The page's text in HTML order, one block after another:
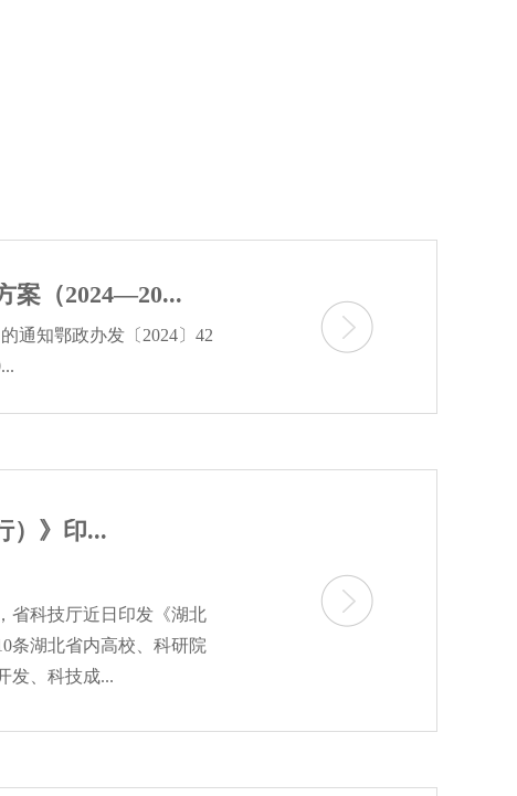
案（2024—20...
通知鄂政办发〔2024〕42
）》印...
省科技厅近日印发《湖北
条湖北省内高校、科研院
发、科技成...